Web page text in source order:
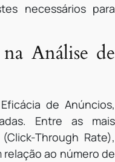
necessários para
Análise de
de Anúncios,
Entre as mais
Through Rate),
ao número de